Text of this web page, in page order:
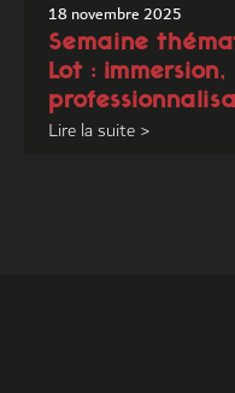
18 novembre 2025
Semaine
Lot :
Lire la suite >